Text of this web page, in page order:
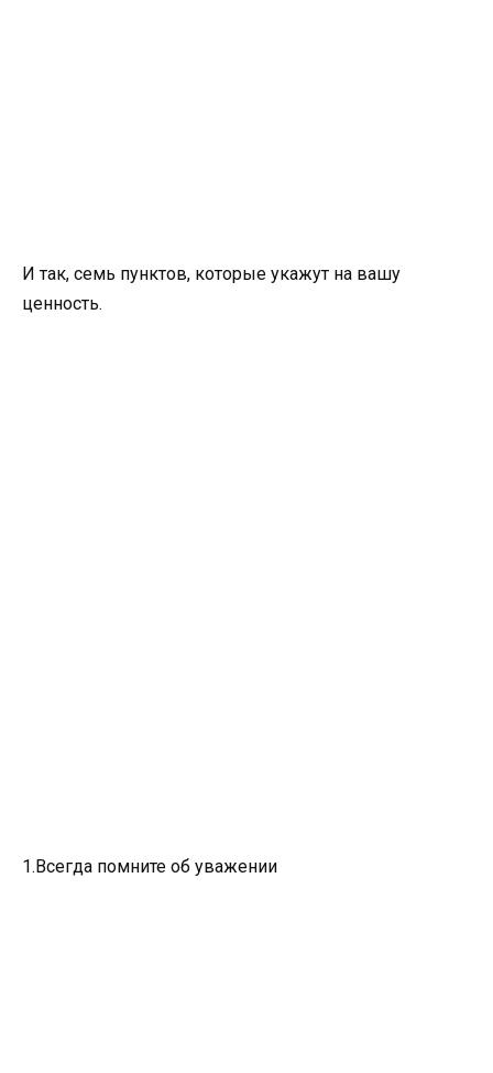
И так, семь пунктов, которые укажут на вашу
ценность.
1.Всегда помните об уважении